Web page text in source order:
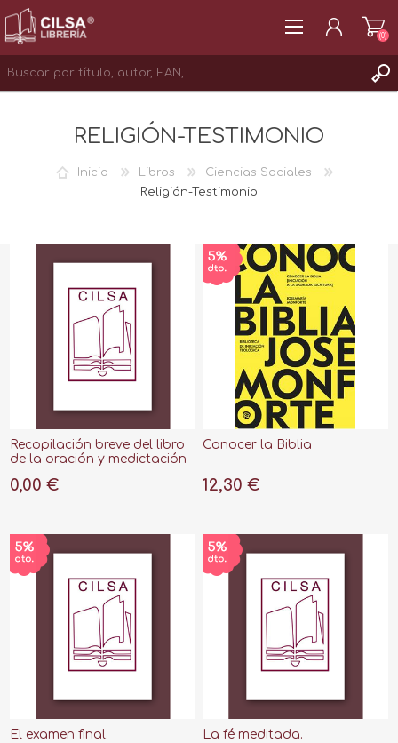
INICIAR SESIÓN
(0)
RELIGIÓN-TESTIMONIO
Inicio Libros
Ciencias Sociales
Religión-Testimonio
Recopilación breve del libro
de la oración y medictación
0,00 €
Conocer la Biblia
12,30 €
El examen final. La fé meditada.